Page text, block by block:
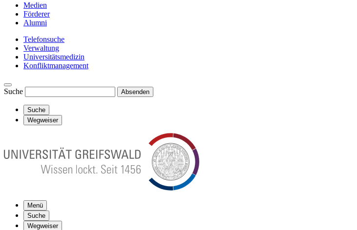
Medien
Förderer
Alumni
Telefonsuche
Verwaltung
Universitätsmedizin
Konfliktmanagement
Suche Absenden
Suche
Wegweiser
Menü
Suche
Wegweiser